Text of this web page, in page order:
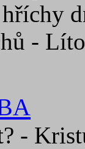
-
-